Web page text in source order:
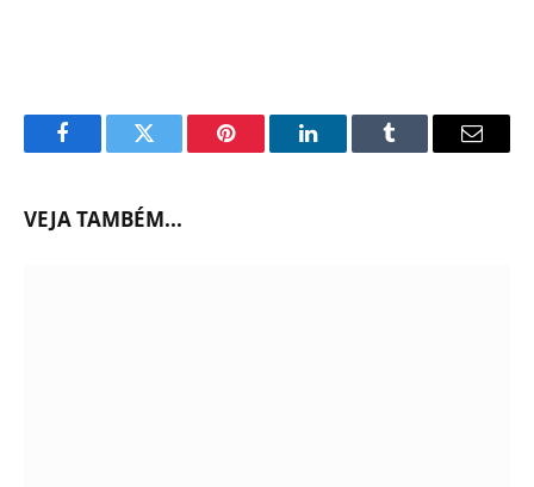
FacebookTwitter Pinterest LinkedInTumblr Email
VEJA TAMBÉM...